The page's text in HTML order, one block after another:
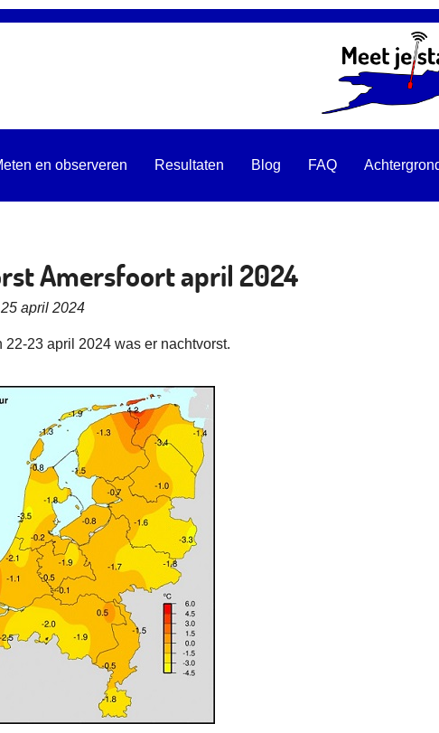
en observeren Resultaten Blog FAQ
Amersfoort april 2024
april 2024
22-23 april 2024 was er nachtvorst.